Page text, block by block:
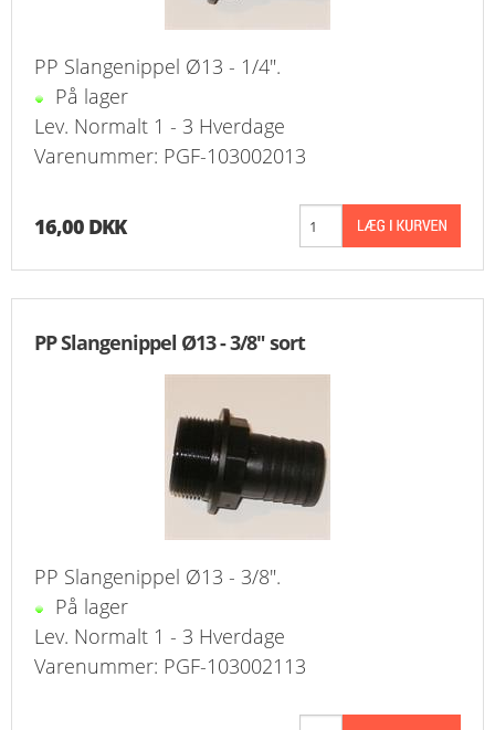
PP Slangenippel Ø13 - 1/4".
På lager
Lev. Normalt 1 - 3 Hverdage
Varenummer: PGF-103002013
16,00 DKK
PP Slangenippel Ø13 - 3/8" sort
PP Slangenippel Ø13 - 3/8".
På lager
Lev. Normalt 1 - 3 Hverdage
Varenummer: PGF-103002113